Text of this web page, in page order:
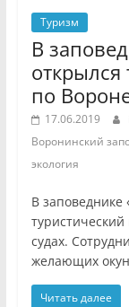
Туризм
В
открылся
по
17.06.2019
Воронинский
экология
В заповеднике
судах.
желающих
Читать далее